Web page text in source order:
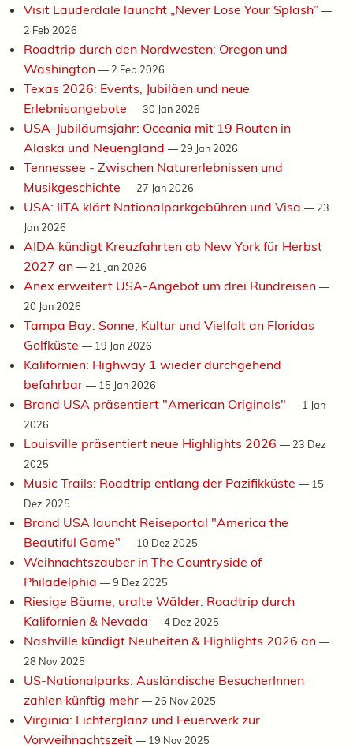
Visit Lauderdale launcht „Never Lose Your Splash” —
2 Feb 2026
Roadtrip durch den Nordwesten: Oregon und
Washington — 2 Feb 2026
Texas 2026: Events, Jubiläen und neue
Erlebnisangebote —30 Jan 2026
USA-Jubiläumsjahr: Oceania mit 19 Routen in
Alaska und Neuengland — 29 Jan 2026
Tennessee - Zwischen Naturerlebnissen und
Musikgeschichte — 27 Jan 2026
USA: IITA klärt Nationalparkgebühren und Visa — 23
Jan 2026
AIDA kündigt Kreuzfahrten ab New York für Herbst
2027 an — 21 Jan 2026
Anex erweitert USA-Angebot um drei Rundreisen —
20 Jan 2026
Tampa Bay: Sonne, Kultur und Vielfalt an Floridas
Golfküste — 19 Jan 2026
Kalifornien: Highway 1 wieder durchgehend
befahrbar — 15 Jan 2026
Brand USA präsentiert "American Originals" — 1 Jan
2026
Louisville präsentiert neue Highlights 2026 — 23 Dez
2025
Music Trails: Roadtrip entlang der Pazifikküste — 15
Dez 2025
Brand USA launcht Reiseportal "America the
Beautiful Game" — 10 Dez 2025
Weihnachtszauber in The Countryside of
Philadelphia —9 Dez 2025
Riesige Bäume, uralte Wälder: Roadtrip durch
Kalifornien & Nevada —4 Dez 2025
Nashville kündigt Neuheiten & Highlights 2026 an —
28 Nov 2025
US-Nationalparks: Ausländische BesucherInnen
zahlen künftig mehr — 26 Nov 2025
Virginia: Lichterglanz und Feuerwerk zur
Vorweihnachtszeit — 19 Nov 2025